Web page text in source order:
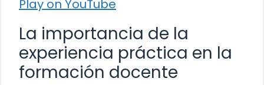
Play on YouTube
La importancia de la
experiencia práctica en la
formación docente